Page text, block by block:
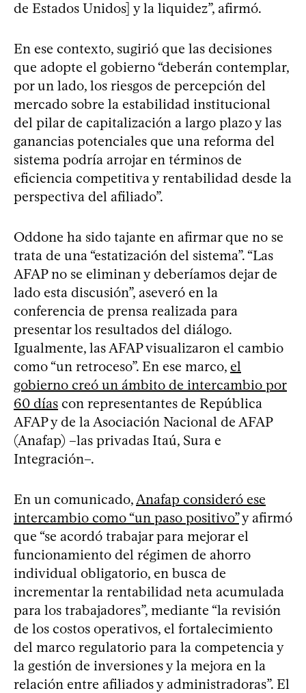
de Estados Unidos] y la liquidez”, afirmó.
En ese contexto, sugirió que las decisiones
que adopte el gobierno “deberán contemplar,
por un lado, los riesgos de percepción del
mercado sobre la estabilidad institucional
del pilar de capitalización a largo plazo y las
ganancias potenciales que una reforma del
sistema podría arrojar en términos de
eficiencia competitiva y rentabilidad desde la
perspectiva del afiliado”.
Oddone ha sido tajante en afirmar que no se
trata de una “estatización del sistema”. “Las
AFAP no se eliminan y deberíamos dejar de
lado esta discusión”, aseveró en la
conferencia de prensa realizada para
presentar los resultados del diálogo.
Igualmente, las AFAP visualizaron el cambio
como “un retroceso”. En ese marco, el
gobierno creó un ámbito de intercambio por
60 días con representantes de República
AFAP y de la Asociación Nacional de AFAP
(Anafap) –las privadas Itaú, Sura e
Integración–.
En un comunicado, Anafap consideró ese
intercambio como “un paso positivo”y afirmó
que “se acordó trabajar para mejorar el
funcionamiento del régimen de ahorro
individual obligatorio, en busca de
incrementar la rentabilidad neta acumulada
para los trabajadores”, mediante “la revisión
de los costos operativos, el fortalecimiento
del marco regulatorio para la competencia y
la gestión de inversiones y la mejora en la
relación entre afiliados y administradoras”. El